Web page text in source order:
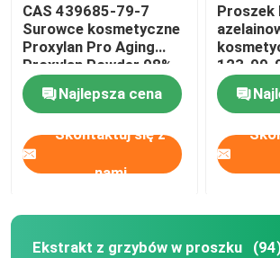
CAS 439685-79-7
Surowce kosmetyczne
Proxylan Pro Aging
Proxylan Powder 98%
czystości
Najlepsza cena
Skontaktuj się z
nami
Proszek
123-99-
trądzik
Ekstrakt z grzybów w proszku